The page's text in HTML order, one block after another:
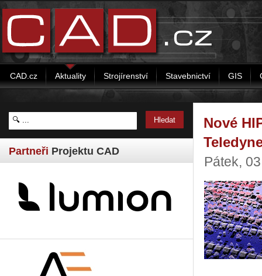
CAD.cz Aktuality Strojírenství Stavebnictví GIS
Partneři Projektu CAD
Nové
Pátek,